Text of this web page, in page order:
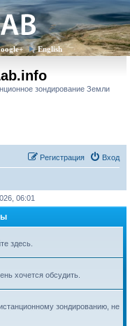
English
зондирование Земли
Вход
Регистрация
06:01
здесь.
хочется обсудить.
зондированию, не